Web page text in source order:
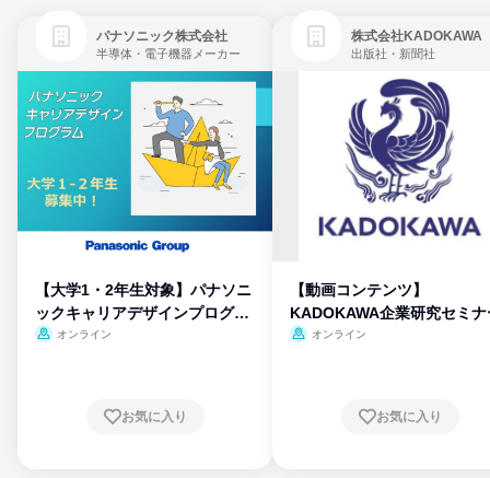
パナソニック株式会社
半導体・電子機器メーカー
【大学1・2年生対象】パナソニ
ックキャリアデザインプログラ
ム
オンライン
お気に入り
株式会社KADOKAWA
出版社・新聞社
【動画コンテンツ】
KADOKAWA企業研究セミナ
オンライン
お気に入り